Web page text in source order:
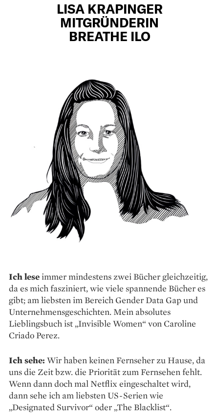
LISA KRAPINGER
MITGRÜNDERIN
BREATHE ILO
Ich leseimmer mindestens zwei Bücher gleichzeitig,
da es mich fasziniert, wie viele spannende Bücher es
gibt; am liebsten im Bereich Gender Data Gap und
Unternehmens­geschichten. Mein absolutes
Lieblingsbuch ist „Invisible Women“ von Caroline
Criado Perez.
Ich sehe: Wir haben keinen Fernseher zu Hause, da
uns die Zeit bzw. die Priorität zum Fernsehen fehlt.
Wenn dann doch mal Netflix eingeschaltet wird,
dann sehe ich am liebsten US-Serien wie
„Designated Survivor“ oder „The Blacklist“.